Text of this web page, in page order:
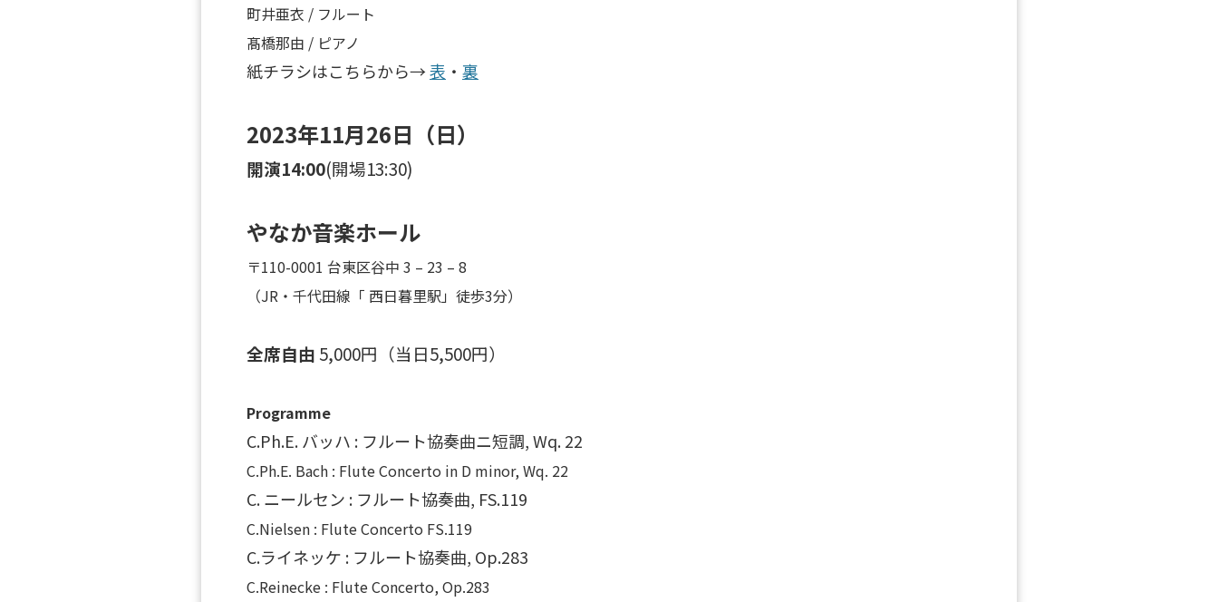
町井亜衣 / フルート
髙橋那由 / ピアノ
紙チラシはこちらから→表 ・ 裏
2023年11月26日（日）
開演14:00(開場13:30)
やなか音楽ホール
〒110-0001 台東区谷中 3 – 23 – 8
（JR・千代田線「 西日暮里駅」徒歩3分）
全席自由 5,000円（当日5,500円）
Programme
C.Ph.E. バッハ : フルート協奏曲ニ短調, Wq. 22
C.Ph.E. Bach : Flute Concerto in D minor, Wq. 22
C. ニールセン : フルート協奏曲, FS.119
C.Nielsen : Flute Concerto FS.119
C.ライネッケ : フルート協奏曲, Op.283
C.Reinecke : Flute Concerto, Op.283